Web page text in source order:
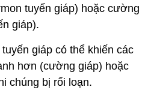
tuyến giáp) hoặc cường
giáp).
giáp có thể khiến các
hơn (cường giáp) hoặc
chúng bị rối loạn.